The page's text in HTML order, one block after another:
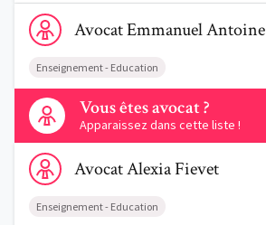
Voir le profil de AvocatEmmanuel Antoine
AvocatEmmanuelAntoine
Enseignement - Education
Vous êtes avocat ?
Apparaissez dans cette liste !
Contactez-nous
Voir le profil de AvocatAlexia Fievet
AvocatAlexiaFievet
Enseignement - Education